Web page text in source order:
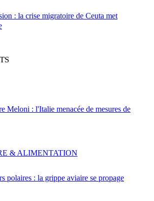
: la crise migratoire de Ceuta met
Meloni : l'Italie menacée de mesures de
polaires : la grippe aviaire se propage
& ALIMENTATION